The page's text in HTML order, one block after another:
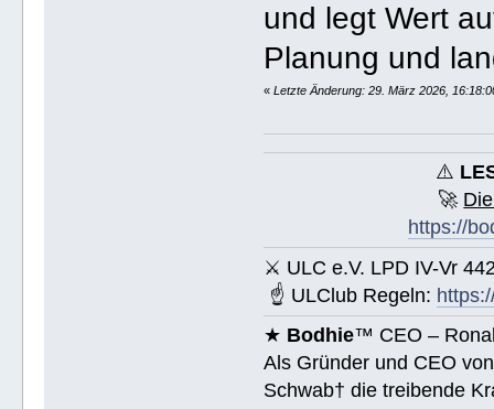
und legt Wert
Planung und
«Letzte Änderung: 29. März 2026,
⚠️
🚀
https://
⚔ ULC e.V. LPD IV-Vr
☝ ULClub Regeln:
★ Bodhie™ CEO –
Als Gründer und CEO
Schwab† die treibende